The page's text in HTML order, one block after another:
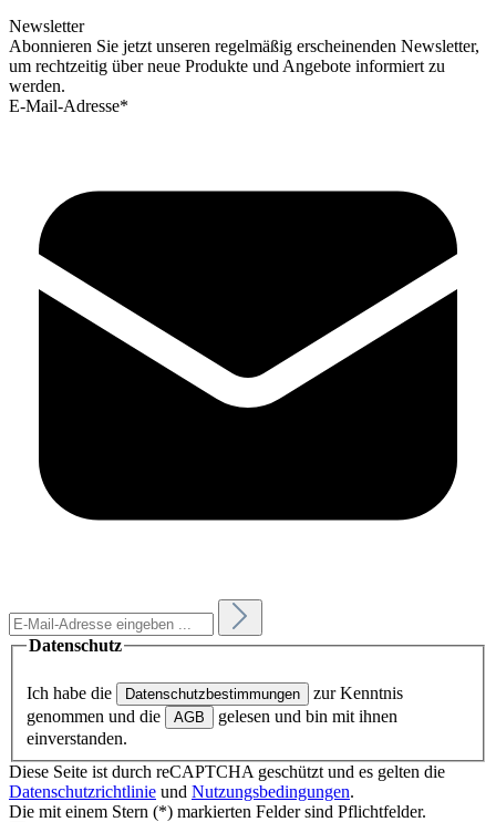
Newsletter
Abonnieren Sie jetzt unseren regelmäßig erscheinenden Newsletter,
um rechtzeitig über neue Produkte und Angebote informiert zu
werden.
E-Mail-Adresse*
Datenschutz
Ich habe die Datenschutzbestimmungen
zur Kenntnis
genommen und die
AGB
gelesen und bin mit ihnen
einverstanden.
Diese Seite ist durch reCAPTCHA geschützt und es gelten die
Datenschutzrichtlinie und Nutzungsbedingungen.
Die mit einem Stern (*) markierten Felder sind Pflichtfelder.